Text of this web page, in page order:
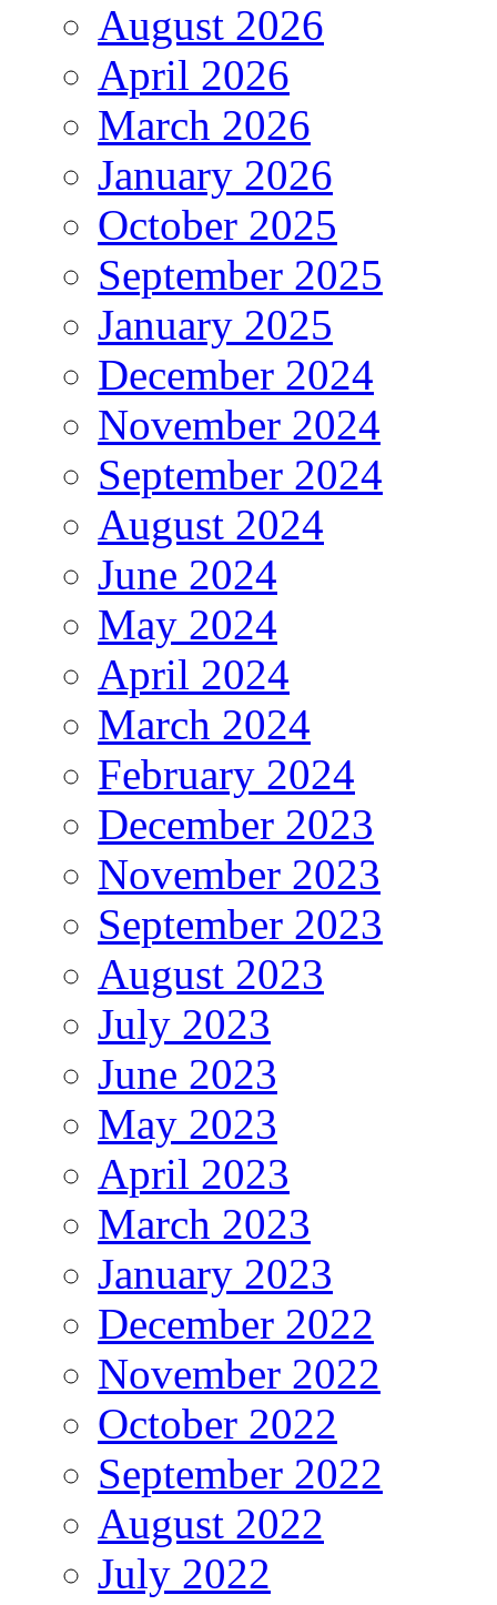
August 2026
April 2026
March 2026
January 2026
October 2025
September 2025
January 2025
December 2024
November 2024
September 2024
August 2024
June 2024
May 2024
April 2024
March 2024
February 2024
December 2023
November 2023
September 2023
August 2023
July 2023
June 2023
May 2023
April 2023
March 2023
January 2023
December 2022
November 2022
October 2022
September 2022
August 2022
July 2022